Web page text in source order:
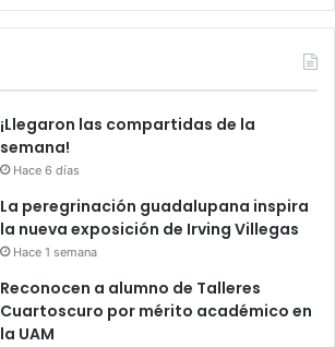
¡Llegaron las compartidas de la
semana!
Hace 6 días
La peregrinación guadalupana inspira
la nueva exposición de Irving Villegas
Hace 1 semana
Reconocen a alumno de Talleres
Cuartoscuro por mérito académico en
la UAM